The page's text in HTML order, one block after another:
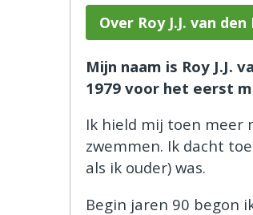
Over Roy J.J. van
Mijn naam is Roy J.J.
1979 voor het eerst
Ik hield mij toen meer
zwemmen. Ik dacht
als ik ouder) was.
Begin jaren 90 begon